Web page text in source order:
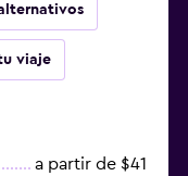
viaje
a partir de $41